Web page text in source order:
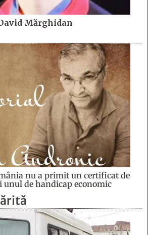
Mărghidan
nu a primit un certificat de
unul de handicap economic